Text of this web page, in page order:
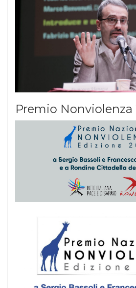
Premio Nonviolenza